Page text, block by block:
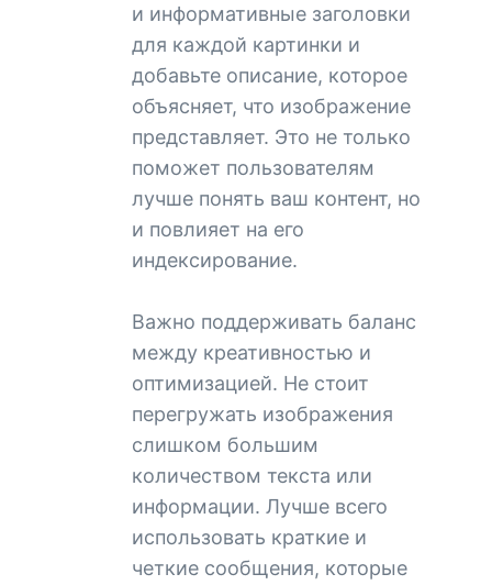
и информативные заголовки
для каждой картинки и
добавьте описание, которое
объясняет, что изображение
представляет. Это не только
поможет пользователям
лучше понять ваш контент, но
и повлияет на его
индексирование.
Важно поддерживать баланс
между креативностью и
оптимизацией. Не стоит
перегружать изображения
слишком большим
количеством текста или
информации. Лучше всего
использовать краткие и
четкие сообщения, которые